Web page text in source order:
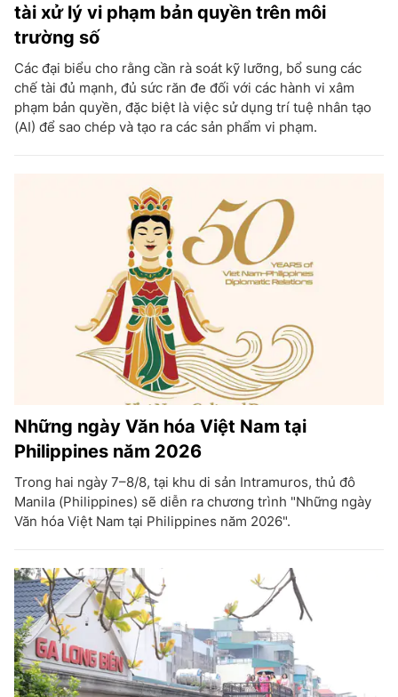
tài xử lý vi phạm bản quyền trên môi
trường số
Các đại biểu cho rằng cần rà soát kỹ lưỡng, bổ sung các
chế tài đủ mạnh, đủ sức răn đe đối với các hành vi xâm
phạm bản quyền, đặc biệt là việc sử dụng trí tuệ nhân tạo
(AI) để sao chép và tạo ra các sản phẩm vi phạm.
Những ngày Văn hóa Việt Nam tại
Philippines năm 2026
Trong hai ngày 7–8/8, tại khu di sản Intramuros, thủ đô
Manila (Philippines) sẽ diễn ra chương trình "Những ngày
Văn hóa Việt Nam tại Philippines năm 2026".